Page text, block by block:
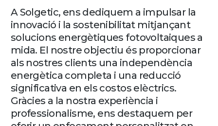
A Solgetic, ens dediquem a impulsar la
innovació i la sostenibilitat mitjançant
solucions energètiques fotovoltaiques a
mida. El nostre objectiu és proporcionar
als nostres clients una independència
energètica completa i una reducció
significativa en els costos elèctrics.
Gràcies a la nostra experiència i
professionalisme, ens destaquem per